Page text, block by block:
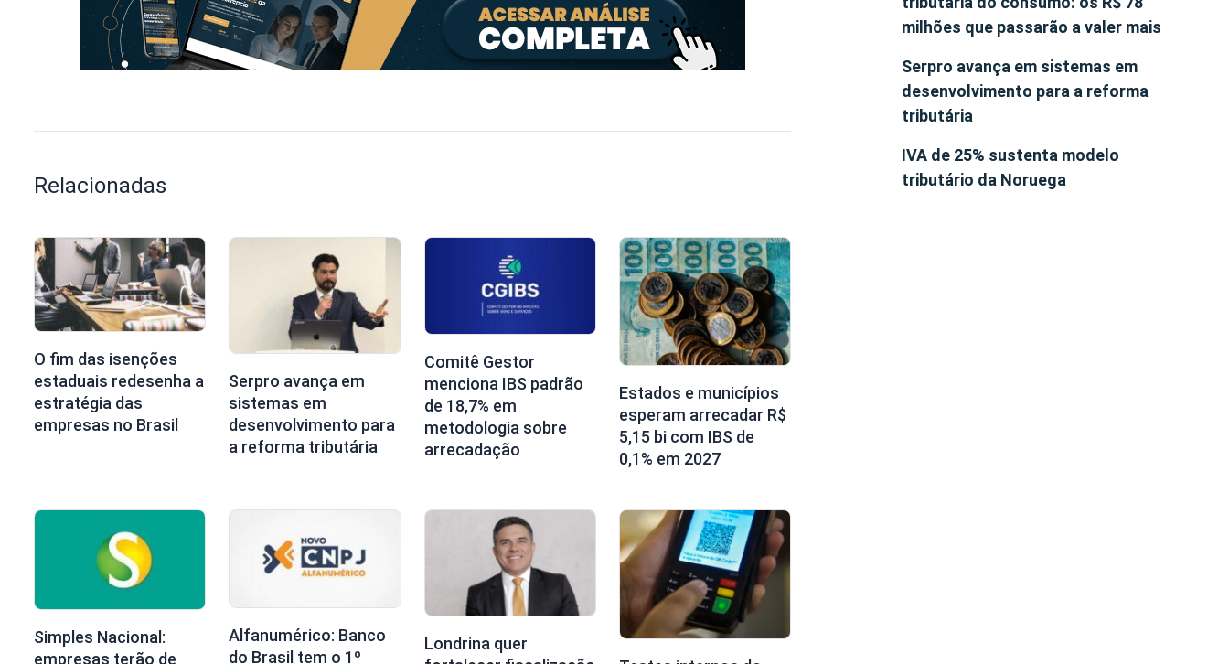
Relacionadas
O fim das isenções
estaduais redesenha a
estratégia das
empresas no Brasil
Serpro avança em
sistemas em
desenvolvimento para
a reforma tributária
Comitê Gestor
menciona IBS padrão
de 18,7% em
metodologia sobre
arrecadação
Estados e municípios
esperam arrecadar R$
5,15 bi com IBS de
0,1% em 2027
Simples Nacional:
empresas terão de
Alfanumérico: Banco
do Brasil tem o 1º
Londrina quer
milhões que passarão a valer mais
Serpro avança em sistemas em
desenvolvimento para a reforma
tributária
IVA de 25% sustenta modelo
tributário da Noruega